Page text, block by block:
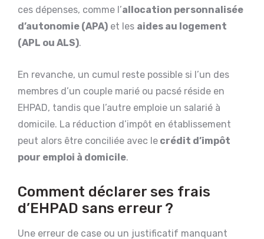
ces dépenses, comme l’allocation personnalisée
d’autonomie (APA) et les aides au logement
(APL ou ALS).
En revanche, un cumul reste possible si l’un des
membres d’un couple marié ou pacsé réside en
EHPAD, tandis que l’autre emploie un salarié à
domicile. La réduction d’impôt en établissement
peut alors être conciliée avec le crédit d’impôt
pour emploi à domicile.
Comment déclarer ses frais
d’EHPAD sans erreur ?
Une erreur de case ou un justificatif manquant